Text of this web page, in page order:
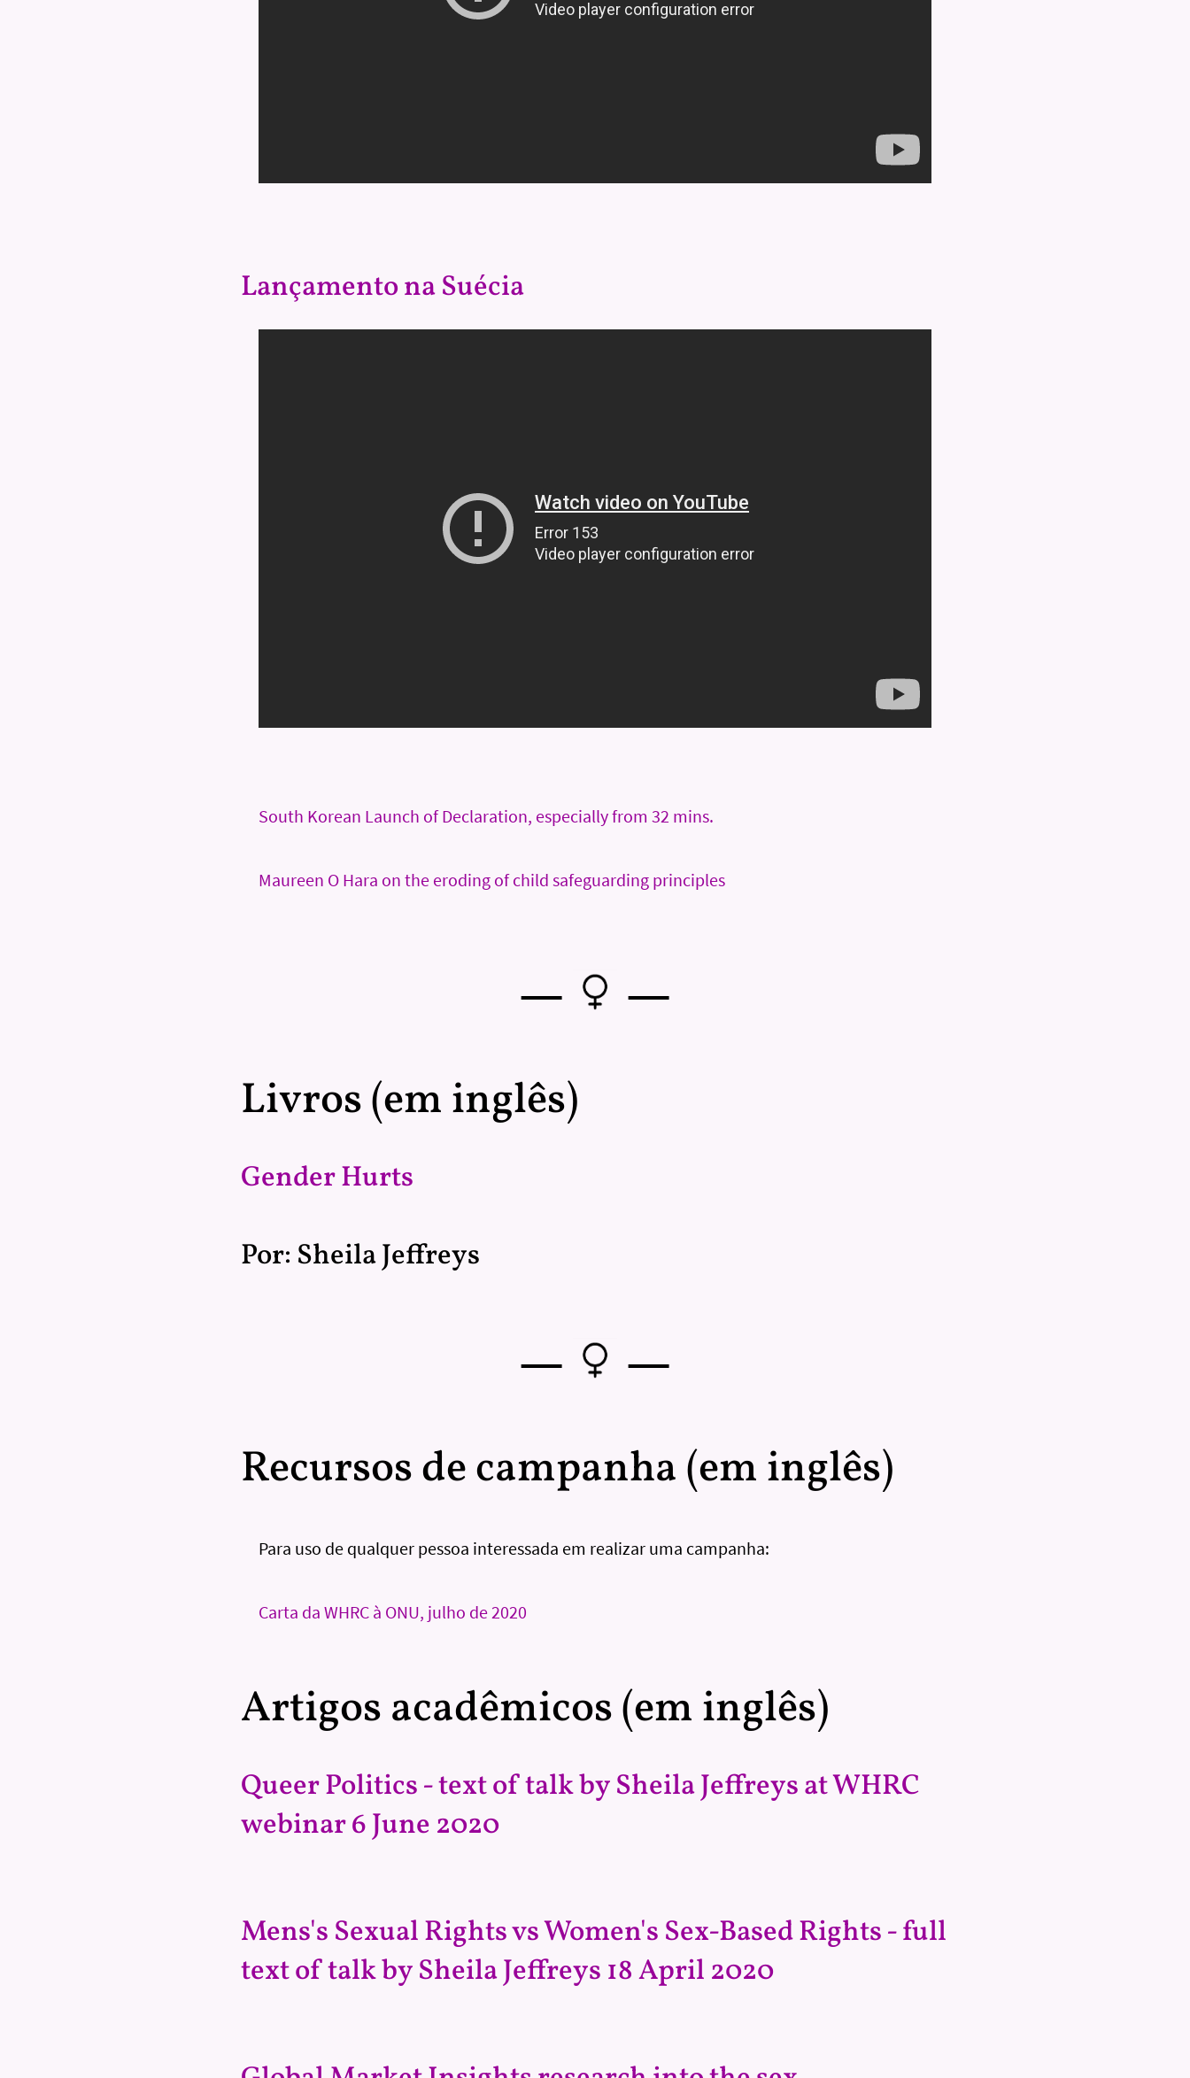
Lançamento na Suécia
South Korean Launch of Declaration, especially from 32 mins.
Maureen O Hara on the eroding of child safeguarding principles
— —
Livros (em inglês)
Gender Hurts
Por: Sheila Jeffreys
— —
Recursos de campanha (em inglês)
Para uso de qualquer pessoa interessada em realizar uma campanha:
Carta da WHRC à ONU, julho de 2020
Artigos acadêmicos (em inglês)
Queer Politics - text of talk by Sheila Jeffreys at WHRC
webinar 6 June 2020
Mens's Sexual Rights vs Women's Sex-Based Rights - full
text of talk by Sheila Jeffreys 18 April 2020